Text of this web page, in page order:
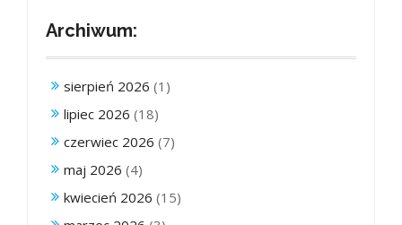
Archiwum:
sierpień 2026 (1)
lipiec 2026 (18)
czerwiec 2026 (7)
maj 2026 (4)
kwiecień 2026 (15)